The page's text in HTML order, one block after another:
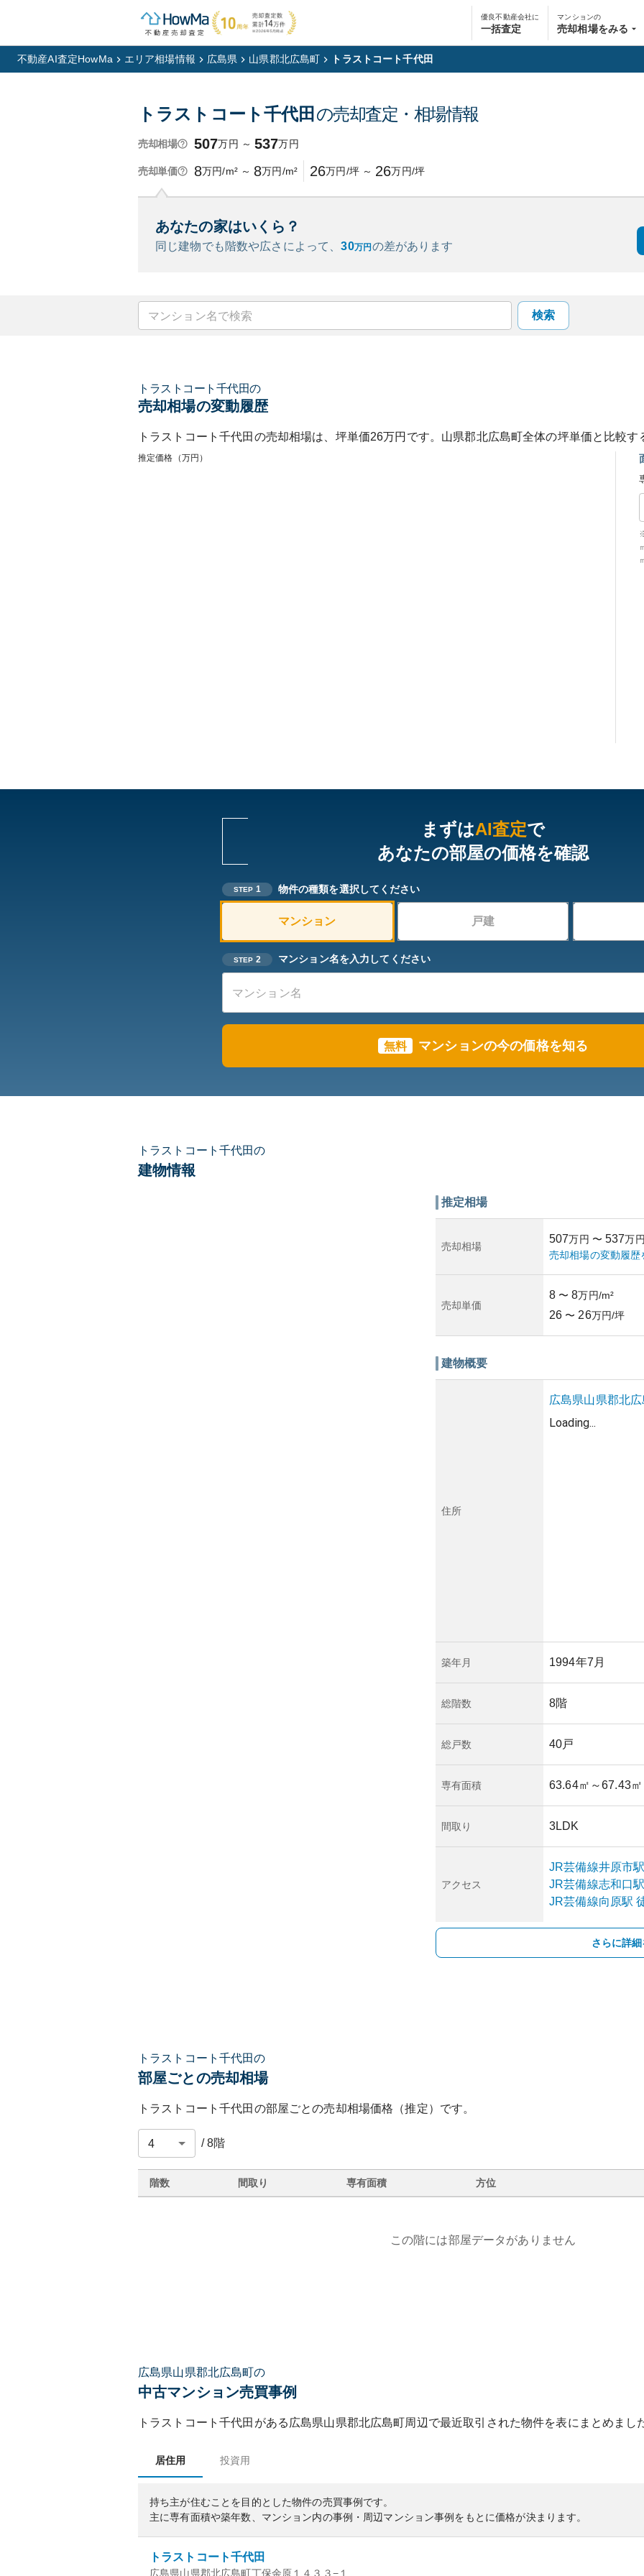
優良不動産会社に
一括査定
マンションの
売却相場をみる
不動産AI査定HowMa エリア相場情報 広島県 山県郡北広島町 トラストコート千代田
トラストコート千代田 の売却査定・相場情報
売却相場 507万円 ～ 537万円
売却単価 8万円/m² ～ 8万円/m² 26万円/坪 ～ 26万円/坪
あなたの家はいくら？
同じ建物でも階数や広さによって、30万円 の差があります
検索
トラストコート千代田の
売却相場の変動履歴
トラストコート千代田 の売却相場は、坪単価26万円です。 山県郡北広島町全体の坪単価と比較す
推定価格（万円）
まずはAI査定で
あなたの部屋の価格を確認
STEP 1 物件の種類を選択してください
マンション 戸建
STEP 2 マンション名を入力してください
無料 マンションの今の価格を知る
トラストコート千代田の
建物情報
推定相場
売却相場
507万円 〜 537万
売却相場の変動履歴
売却単価
8 〜 8万円/m²
26 〜 26万円/坪
建物概要
住所
広島県山県郡北
Loading...
築年月 1994年7月
総階数 8階
総戸数 40戸
専有面積 63.64㎡ ～67.43㎡
間取り 3LDK
アクセス
JR芸備線井原市
JR芸備線志和口
JR芸備線向原駅
さらに詳
トラストコート千代田の
部屋ごとの売却相場
トラストコート千代田 の部屋ごとの売却相場価格（推定）です。
/8階
階数 間取り 専有面積 方位
この階には部屋データがありません
広島県山県郡北広島町の
中古マンション売買事例
トラストコート千代田 がある 広島県山県郡北広島町周辺で最近取引された物件を表にまとめまし
居住用 投資用
持ち主が住むことを目的とした物件の売買事例です。
主に専有面積や築年数、マンション内の事例・周辺マンション事例をもとに価格が決まります。
トラストコート千代田
広島県山県郡北広島町丁保余原１４３３−１